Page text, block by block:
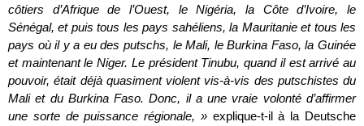
côtiers d’Afrique de l’Ouest, le Nigéria, la Côte d’Ivoire, le
Sénégal, et puis tous les pays sahéliens, la Mauritanie et tous les
pays où il y a eu des putschs, le Mali, le Burkina Faso, la Guinée
et maintenant le Niger. Le président Tinubu, quand il est arrivé au
pouvoir, était déjà quasiment violent vis-à-vis des putschistes du
Mali et du Burkina Faso. Donc, il a une vraie volonté d’affirmer
une sorte de puissance régionale, »explique-t-il à la Deutsche